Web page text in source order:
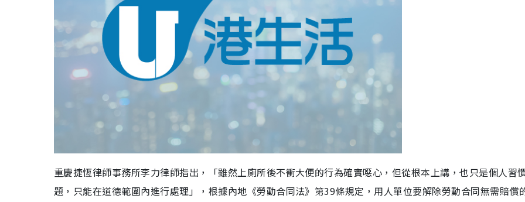
重慶捷恆律師事務所李力律師指出，「雖然上廁所後不衝大便的行為確實噁心，但從根本上講，也只是個人習
題，只能在道德範圍內進行處理」，根據內地《勞動合同法》第39條規定，用人單位要解除勞動合同無需賠償